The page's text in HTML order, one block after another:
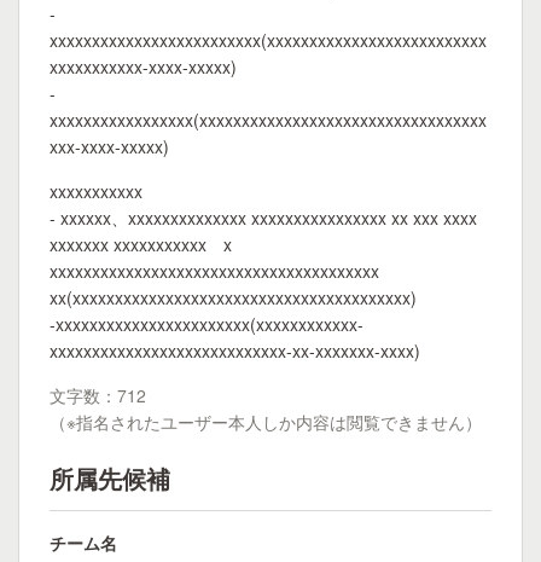
-
xxxxxxxxxxxxxxxxxxxxxxxxx(xxxxxxxxxxxxxxxxxxxxxxxxxx
xxxxxxxxxxx-xxxx-xxxxx)
-
xxxxxxxxxxxxxxxxx(xxxxxxxxxxxxxxxxxxxxxxxxxxxxxxxxxx
xxx-xxxx-xxxxx)
xxxxxxxxxxx
- xxxxxx、xxxxxxxxxxxxxx xxxxxxxxxxxxxxxx xx xxx xxxx
xxxxxxx xxxxxxxxxxx x
xxxxxxxxxxxxxxxxxxxxxxxxxxxxxxxxxxxxxxx
xx(xxxxxxxxxxxxxxxxxxxxxxxxxxxxxxxxxxxxxxxx)
-xxxxxxxxxxxxxxxxxxxxxxx(xxxxxxxxxxxx-
xxxxxxxxxxxxxxxxxxxxxxxxxxxx-xx-xxxxxxx-xxxx)
文字数：712
（※指名されたユーザー本人しか内容は閲覧できません）
所属先候補
チーム名